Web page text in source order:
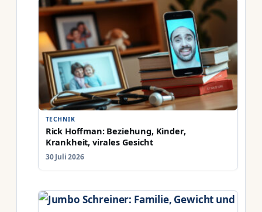
TECHNIK
Rick Hoffman: Beziehung, Kinder,
Krankheit, virales Gesicht
30 Juli 2026